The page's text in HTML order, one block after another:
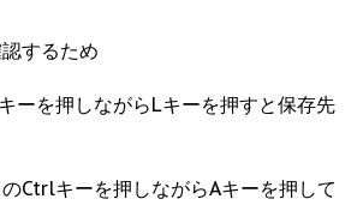
するため
ーを押しながらLキーを押すと保存先
Ctrlキーを押しながらAキーを押して